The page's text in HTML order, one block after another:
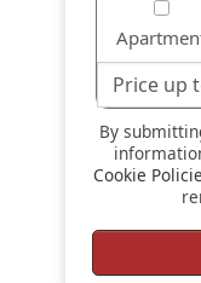
By submitting this form you wish to receive
Cookie